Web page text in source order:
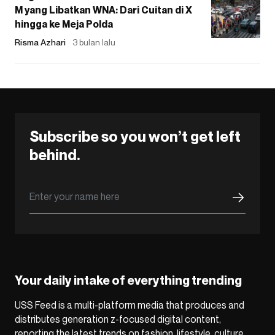
M yang Libatkan WNA: Dari Cuitan di X
hingga ke Meja Polda
Risma Azhari 3 bulan lalu
Subscribe so you won’t get left
behind.
Your daily intake of everything trending
USS Feed is a multi-platform media that produces and
distributes generation z-focused digital content,